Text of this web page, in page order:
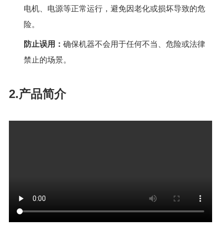
电机、电源等正常运行，避免因老化或损坏导致的危
险。
防止误用： 确保机器不会用于任何不当、危险或法律
禁止的场景。
2.产品简介